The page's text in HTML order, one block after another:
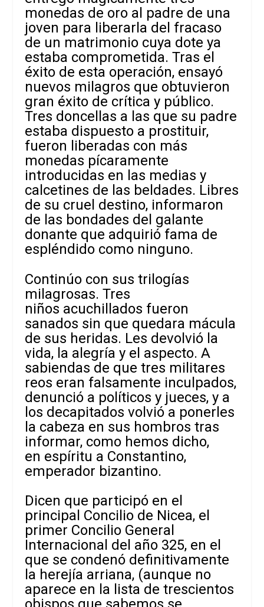
monedas de oro al padre de una
joven para liberarla del fracaso
de un matrimonio cuya dote ya
estaba comprometida. Tras el
éxito de esta operación, ensayó
nuevos milagros que obtuvieron
gran éxito de crítica y público.
Tres doncellas a las que su padre
estaba dispuesto a prostituir,
fueron liberadas con más
monedas pícaramente
introducidas en las medias y
calcetines de las beldades. Libres
de su cruel destino, informaron
de las bondades del galante
donante que adquirió fama de
espléndido como ninguno.
Continúo con sus trilogías
milagrosas. Tres
niños acuchillados fueron
sanados sin que quedara mácula
de sus heridas. Les devolvió la
vida, la alegría y el aspecto. A
sabiendas de que tres militares
reos eran falsamente inculpados,
denunció a políticos y jueces, y a
los decapitados volvió a ponerles
la cabeza en sus hombros tras
informar, como hemos dicho,
en espíritu a Constantino,
emperador bizantino.
Dicen que participó en el
principal Concilio de Nicea, el
primer Concilio General
Internacional del año 325, en el
que se condenó definitivamente
la herejía arriana, (aunque no
aparece en la lista de trescientos